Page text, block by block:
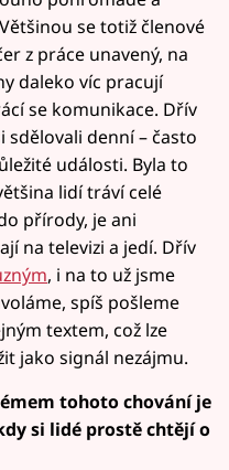
se totiž členové
z práce unavený, na
daleko víc pracují
se komunikace. Dřív
sdělovali denní – často
události. Byla to
lidí tráví celé
přírody, je ani
na televizi a jedí. Dřív
, i na to už jsme
spíš pošleme
textem, což lze
jako signál nezájmu.
tohoto chování je
si lidé prostě chtějí o